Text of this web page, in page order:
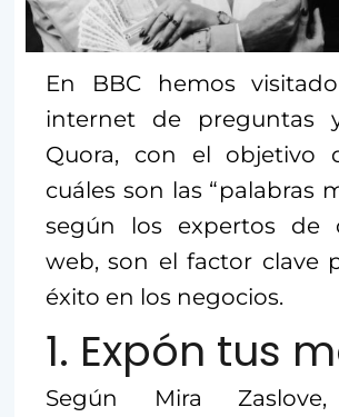
En BBC hemos
internet de preguntas
Quora, con el objetivo
cuáles son las “palabras
según los expertos de
web, son el factor clave
éxito en los negocios.
1. Expón tus
Según Mira Zaslove,